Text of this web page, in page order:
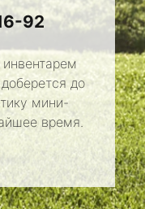
92
до
мини-
время.